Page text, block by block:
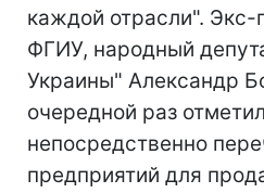
каждой отрасли". Экс-
ФГИУ, народный
Украины" Александр
очередной раз
непосредственно
предприятий для